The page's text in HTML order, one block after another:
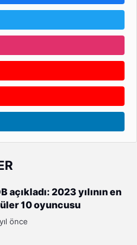
açıkladı: 2023 yılının en
10 oyuncusu
önce